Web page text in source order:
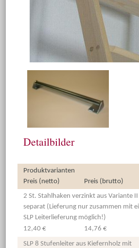
Detailbilder
Produktvarianten
Preis (netto)
Preis (brutto)
2 St. Stahlhaken verzinkt aus Variante II
separat (Lieferung nur zusammen mit
SLP Leiterlieferung möglich!)
12,40 € 14,76 €
SLP 8 Stufenleiter aus Kiefernholz mit